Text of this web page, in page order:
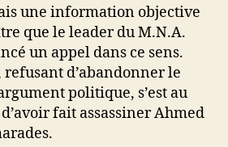
une information objective
que le leader du M.N.A.
un appel dans ce sens.
refusant d’abandonner le
politique, s’est au
fait assassiner Ahmed